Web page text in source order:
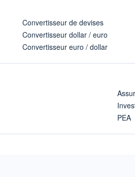
Convertisseur de devises
Convertisseur dollar / euro
Convertisseur euro / dollar
PEA